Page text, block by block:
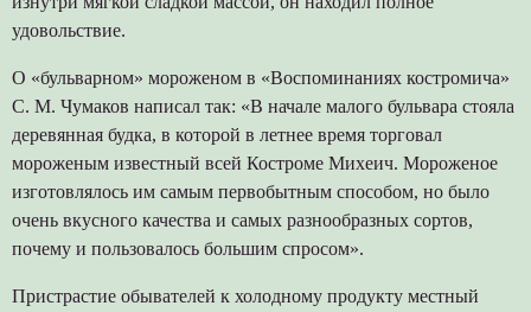
удовольствие.
О «бульварном» мороженом в «Воспоминаниях костромича»
С. М. Чумаков написал так: «В начале малого бульвара стояла
деревянная будка, в которой в летнее время торговал
мороженым известный всей Костроме Михеич. Мороженое
изготовлялось им самым первобытным способом, но было
очень вкусного качества и самых разнообразных сортов,
почему и пользовалось большим спросом».
Пристрастие обывателей к холодному продукту местный